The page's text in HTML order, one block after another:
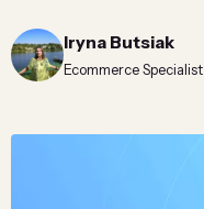
Iryna Butsiak
Ecommerce Specialist